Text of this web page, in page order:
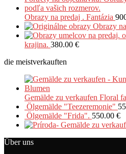
Obrazy na predaj . Fantázia
Obrazy
krajina. 380.00 €
die meistverkauften
Gemälde zu verkaufen Floral
Ölgemälde "Teezeremonie"
Ölgemälde "Frida". 550.00 €
Gemälde zu
Über uns